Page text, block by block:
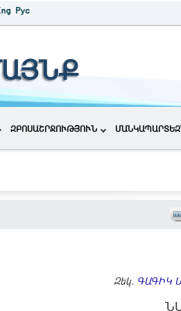
ԶԲՈՍԱՇՐՋՈՒԹՅՈՒՆ
Զեկ. ԳԱԳԻԿ